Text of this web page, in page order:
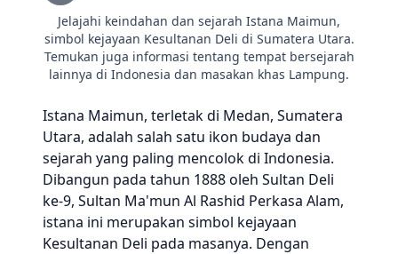
Jelajahi keindahan dan sejarah Istana Maimun,
simbol kejayaan Kesultanan Deli di Sumatera Utara.
Temukan juga informasi tentang tempat bersejarah
lainnya di Indonesia dan masakan khas Lampung.
Istana Maimun, terletak di Medan, Sumatera
Utara, adalah salah satu ikon budaya dan
sejarah yang paling mencolok di Indonesia.
Dibangun pada tahun 1888 oleh Sultan Deli
ke-9, Sultan Ma'mun Al Rashid Perkasa Alam,
istana ini merupakan simbol kejayaan
Kesultanan Deli pada masanya. Dengan